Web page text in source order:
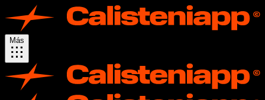
Más